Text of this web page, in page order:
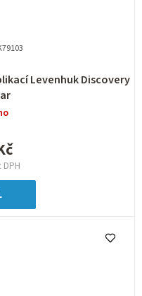
Levenhuk Discovery